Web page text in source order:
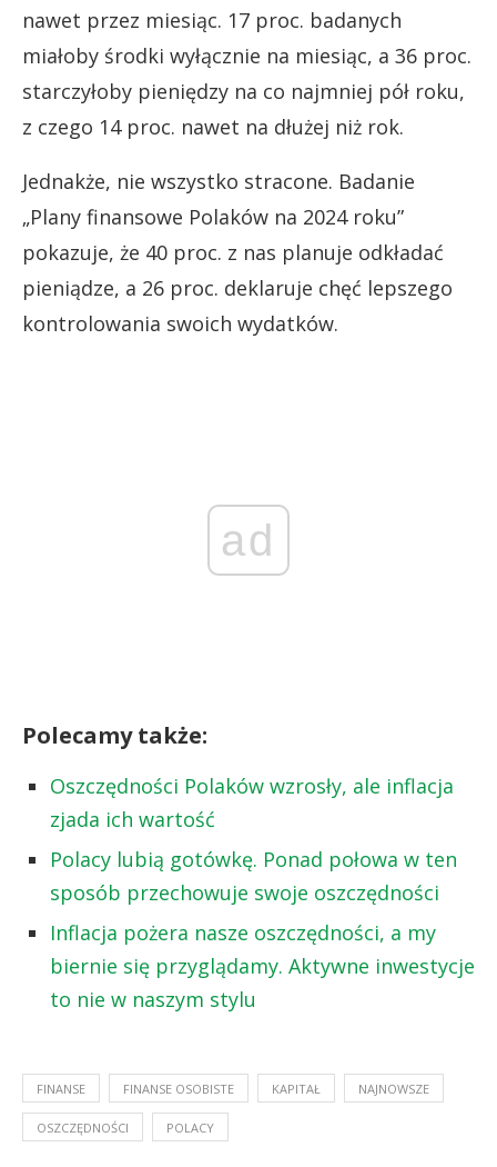
nawet przez miesiąc. 17 proc. badanych
miałoby środki wyłącznie na miesiąc, a 36 proc.
starczyłoby pieniędzy na co najmniej pół roku,
z czego 14 proc. nawet na dłużej niż rok.
Jednakże, nie wszystko stracone. Badanie
„Plany finansowe Polaków na 2024 roku”
pokazuje, że 40 proc. z nas planuje odkładać
pieniądze, a 26 proc. deklaruje chęć lepszego
kontrolowania swoich wydatków.
ad
Polecamy także:
Oszczędności Polaków wzrosły, ale inflacja
zjada ich wartość
Polacy lubią gotówkę. Ponad połowa w ten
sposób przechowuje swoje oszczędności
Inflacja pożera nasze oszczędności, a my
biernie się przyglądamy. Aktywne inwestycje
to nie w naszym stylu
FINANSE FINANSE OSOBISTE KAPITAŁ NAJNOWSZE
OSZCZĘDNOŚCI POLACY